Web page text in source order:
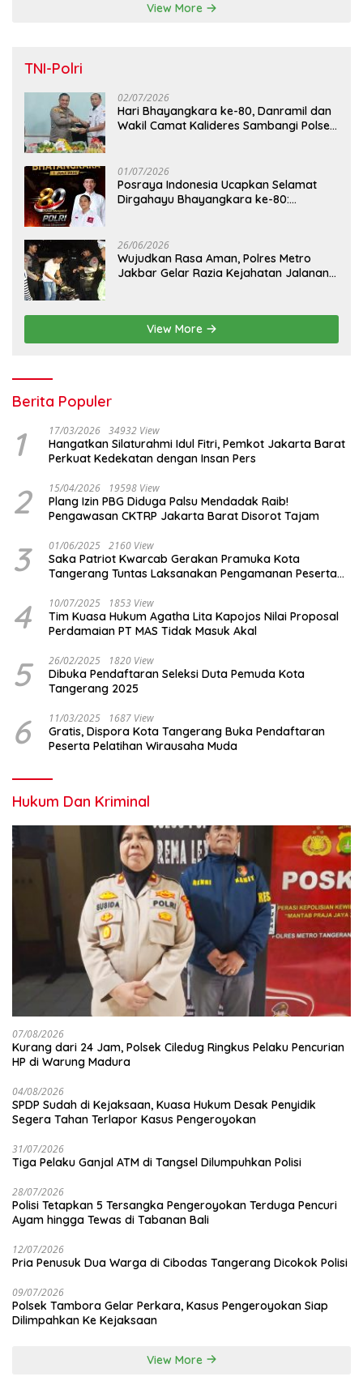
View More
TNI-Polri
02/07/2026
Hari Bhayangkara ke-80, Danramil dan
Wakil Camat Kalideres Sambangi Polsek
01/07/2026
Posraya Indonesia Ucapkan Selamat
Dirgahayu Bhayangkara ke-80:
26/06/2026
Wujudkan Rasa Aman, Polres Metro
Jakbar Gelar Razia Kejahatan Jalanan
View More
Berita Populer
1 17/03/2026 34932 View
Hangatkan Silaturahmi Idul Fitri, Pemkot Jakarta Barat
Perkuat Kedekatan dengan Insan Pers
2 15/04/2026 19598 View
Plang Izin PBG Diduga Palsu Mendadak Raib!
Pengawasan CKTRP Jakarta Barat Disorot Tajam
3 01/06/2025 2160 View
Saka Patriot Kwarcab Gerakan Pramuka Kota
Tangerang Tuntas Laksanakan Pengamanan Peserta
4 10/07/2025 1853 View
Tim Kuasa Hukum Agatha Lita Kapojos Nilai Proposal
Perdamaian PT MAS Tidak Masuk Akal
5 26/02/2025 1820 View
Dibuka Pendaftaran Seleksi Duta Pemuda Kota
Tangerang 2025
6 11/03/2025 1687 View
Gratis, Dispora Kota Tangerang Buka Pendaftaran
Peserta Pelatihan Wirausaha Muda
Hukum Dan Kriminal
07/08/2026
Kurang dari 24 Jam, Polsek Ciledug Ringkus Pelaku Pencurian
HP di Warung Madura
04/08/2026
SPDP Sudah di Kejaksaan, Kuasa Hukum Desak Penyidik
Segera Tahan Terlapor Kasus Pengeroyokan
31/07/2026
Tiga Pelaku Ganjal ATM di Tangsel Dilumpuhkan Polisi
28/07/2026
Polisi Tetapkan 5 Tersangka Pengeroyokan Terduga Pencuri
Ayam hingga Tewas di Tabanan Bali
12/07/2026
Pria Penusuk Dua Warga di Cibodas Tangerang Dicokok Polisi
09/07/2026
Polsek Tambora Gelar Perkara, Kasus Pengeroyokan Siap
Dilimpahkan Ke Kejaksaan
View More